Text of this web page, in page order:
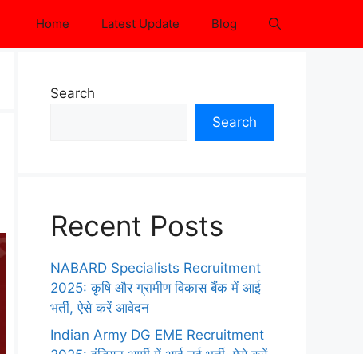
Home Latest Update Blog
Search
Search
Recent Posts
NABARD Specialists Recruitment
2025: कृषि और ग्रामीण विकास बैंक में आई
भर्ती, ऐसे करें आवेदन
Indian Army DG EME Recruitment